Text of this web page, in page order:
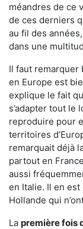
méandres de ce
de ces derniers
au fil des
dans une
Il faut remarquer
en Europe est
explique le fait
s’adapter tout le
reproduire pour
territoires
remarquait déjà
partout en
aussi
en Italie. Il en
Hollande qui
La première fois